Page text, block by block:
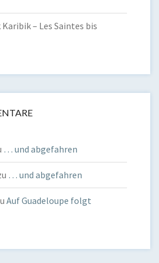
– Les Saintes bis
… und abgefahren
… und abgefahren
Auf Guadeloupe folgt